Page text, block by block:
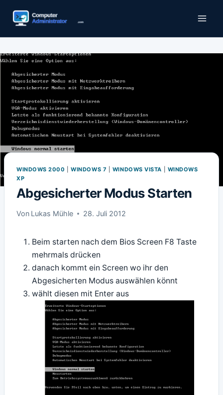
Inhalt
WINDOWS 2000 |WINDOWS 7 WINDOWS VISTA
WINDOWS
XP
Abgesicherter Modus Starten
Von Lukas Mühle 28. Juli 2012
Beim starten nach dem Bios Screen F8 Taste
mehrmals drücken
danach kommt ein Screen wo ihr den
Abgesicherten Modus auswählen könnt
wählt diesen mit Enter aus